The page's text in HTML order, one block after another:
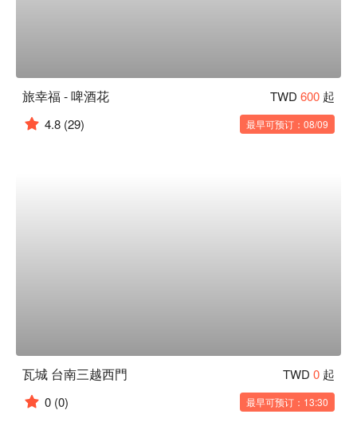
旅幸福 - 啤酒花 TWD 600 起
4.8 (29) 最早可预订：08/09
瓦城 台南三越西門 TWD 0 起
0 (0) 最早可预订：13:30